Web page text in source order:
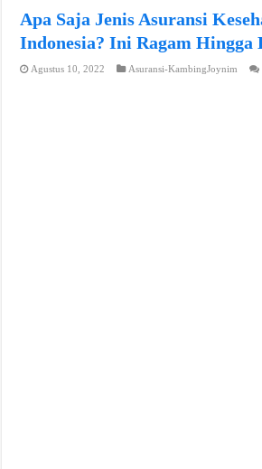
Apa Saja Jenis Asuransi
Indonesia? Ini Ragam Hingga
Agustus 10, 2022 Asuransi-KambingJoynim